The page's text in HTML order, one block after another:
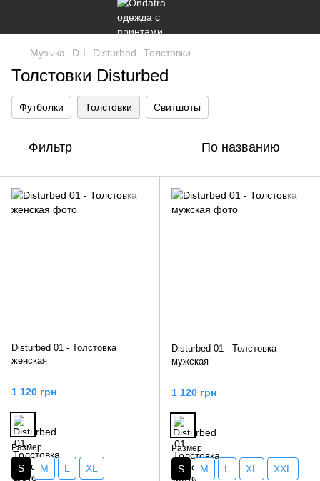
Музыка D-I Disturbed Толстовки
Толстовки Disturbed
Футболки Толстовки Свитшоты
Фильтр По названию
Disturbed 01 - Толстовка
женская
1 120 грн
Размер
S M L XL
Disturbed 01 - Толстовка
мужская
1 120 грн
Размер
S M L XL XXL